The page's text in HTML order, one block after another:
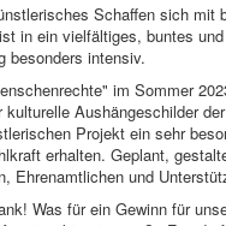
Schaffen sich mit
in ein vielfältiges, buntes
besonders intensiv.
im Sommer
kulturelle Aushängeschilder
Projekt ein sehr
erhalten. Geplant,
Ehrenamtlichen und
Was für ein Gewinn für